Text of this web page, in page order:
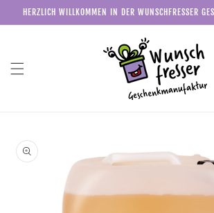
zum
Inhalt
HERZLICH WILLKOMMEN IN DER WUNSCHFRESSER